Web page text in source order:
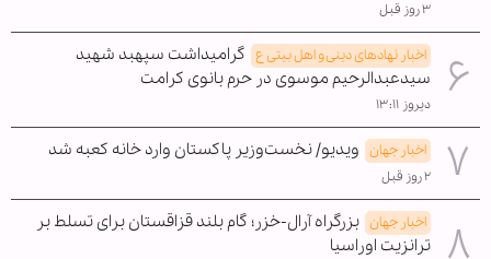
۳ روز قبل
اخبار نهادهای دینی و اهل بیتی ع گرامیداشت سپهبد شهید
سیدعبدالرحیم موسوی در حرم بانوی کرامت
دیروز ۱۳:۱۱
اخبار جهان ویدیو/ نخست‌وزیر پاکستان وارد خانه کعبه شد
۲ روز قبل
اخبار جهان بزرگراه آرال-خزر؛ گام بلند قزاقستان برای تسلط بر
ترانزیت اوراسیا